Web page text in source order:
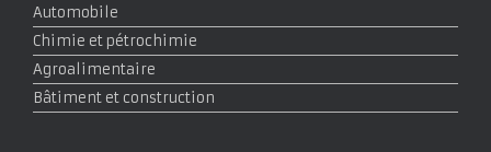
Automobile
Chimie et pétrochimie
Agroalimentaire
Bâtiment et construction